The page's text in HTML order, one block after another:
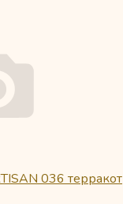
036 терракот